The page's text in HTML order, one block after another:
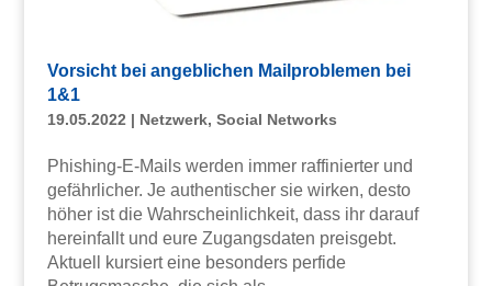
Vorsicht bei angeblichen Mailproblemen bei
1&1
19.05.2022 | Netzwerk, Social Networks
Phishing-E-Mails werden immer raffinierter und
gefährlicher. Je authentischer sie wirken, desto
höher ist die Wahrscheinlichkeit, dass ihr darauf
hereinfallt und eure Zugangsdaten preisgebt.
Aktuell kursiert eine besonders perfide